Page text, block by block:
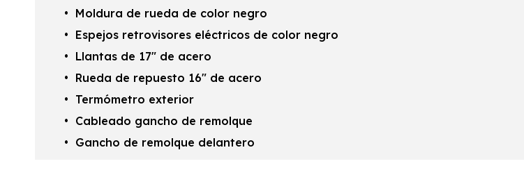
Moldura de rueda de color negro
Espejos retrovisores eléctricos de color negro
Llantas de 17" de acero
Rueda de repuesto 16" de acero
Termómetro exterior
Cableado gancho de remolque
Gancho de remolque delantero